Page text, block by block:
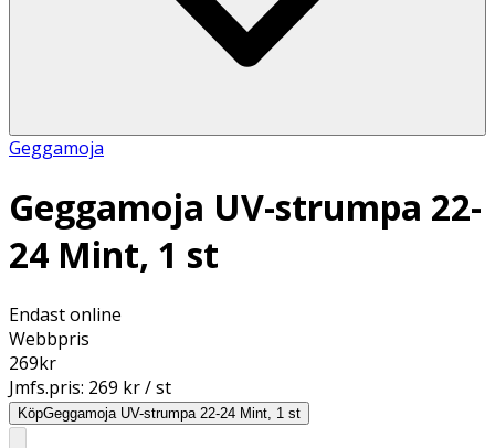
Geggamoja
Geggamoja UV-strumpa 22-
24 Mint, 1 st
Endast online
Webbpris
269kr
Jmfs.pris: 269 kr / st
KöpGeggamoja UV-strumpa 22-24 Mint, 1 st